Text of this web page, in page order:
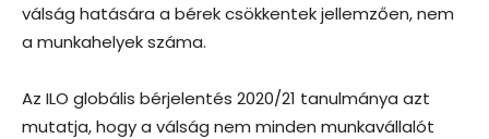
válság hatására a bérek csökkentek jellemzően, nem
a munkahelyek száma.
Az ILO globális bérjelentés 2020/21 tanulmánya azt
mutatja, hogy a válság nem minden munkavállalót